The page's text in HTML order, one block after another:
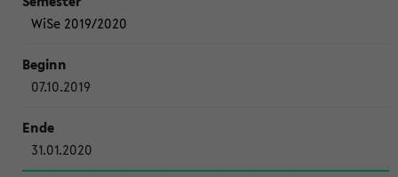
WiSe 2019/2020
07.10.2019
31.01.2020